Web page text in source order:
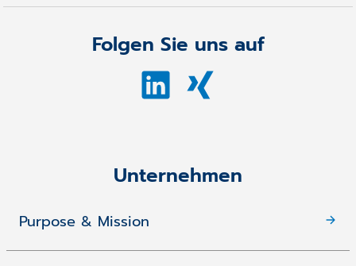
Folgen Sie uns auf
Unternehmen
Purpose & Mission